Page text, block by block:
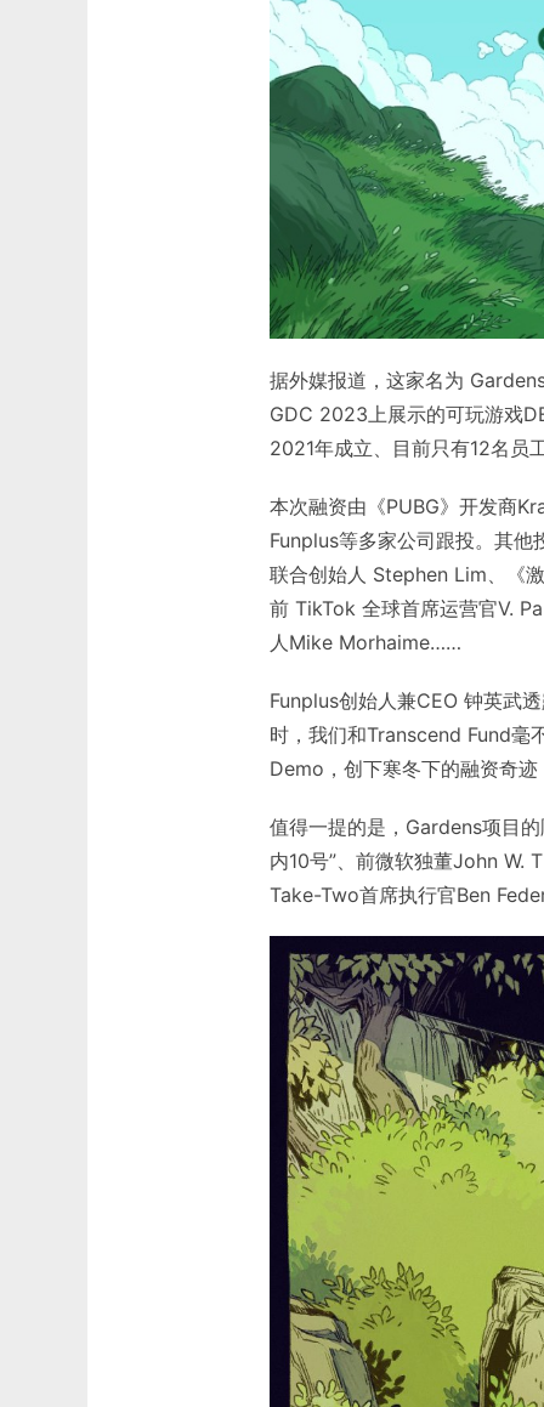
据外媒报道，这家名为
GDC 2023上展示的可玩游戏
2021年成立、目前只有12名员
本次融资由《PUBG》开发商
Funplus等多家公司跟投。其
联合创始人 Stephen Lim、《
前 TikTok 全球首席运营官V.
人Mike Morhaime……
Funplus创始人兼CEO 钟英武
时，我们和Transcend Fund毫
Demo，创下寒冬下的融资奇
值得一提的是，Gardens项目
内10号”、前微软独董John W.
Take-Two首席执行官Ben